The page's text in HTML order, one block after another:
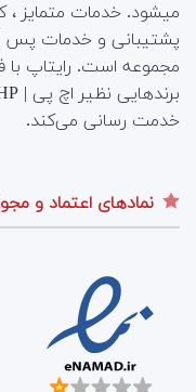
میشود. خدمات متمایز
پشتیبانی و خدمات پس
مجموعه است. رایتاپ
خدمت رسانی می‌کند.
نمادهای اعتماد و